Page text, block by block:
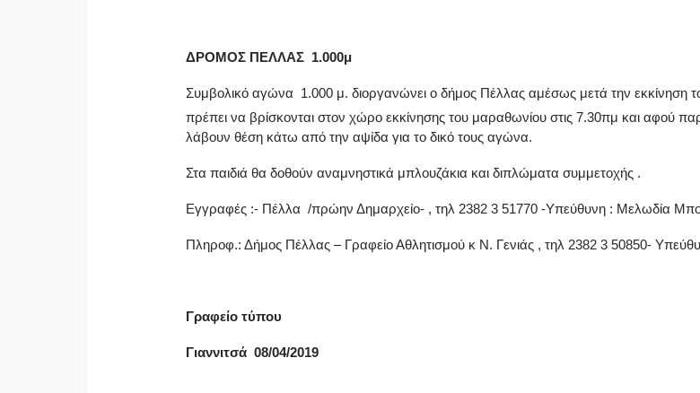
ΔΡΟΜΟΣ ΠΕΛΛΑΣ 1.000μ
Συμβολικό αγώνα 1.000 μ. διοργανώνει ο δήμος Πέλλας αμέσως μετά την εκκίνηση
πρέπει να βρίσκονται στον χώρο εκκίνησης του μαραθωνίου στις 7.30πμ και αφού
λάβουν θέση κάτω από την αψίδα για το δικό τους αγώνα.
Στα παιδιά θα δοθούν αναμνηστικά μπλουζάκια και διπλώματα συμμετοχής .
Εγγραφές :- Πέλλα /πρώην Δημαρχείο- , τηλ 2382 3 51770 -Υπεύθυνη : Μελωδία
Πληροφ.: Δήμος Πέλλας – Γραφείο Αθλητισμού κ Ν. Γενιάς , τηλ 2382 3 50850-
Γραφείο τύπου
Γιαννιτσά 08/04/2019